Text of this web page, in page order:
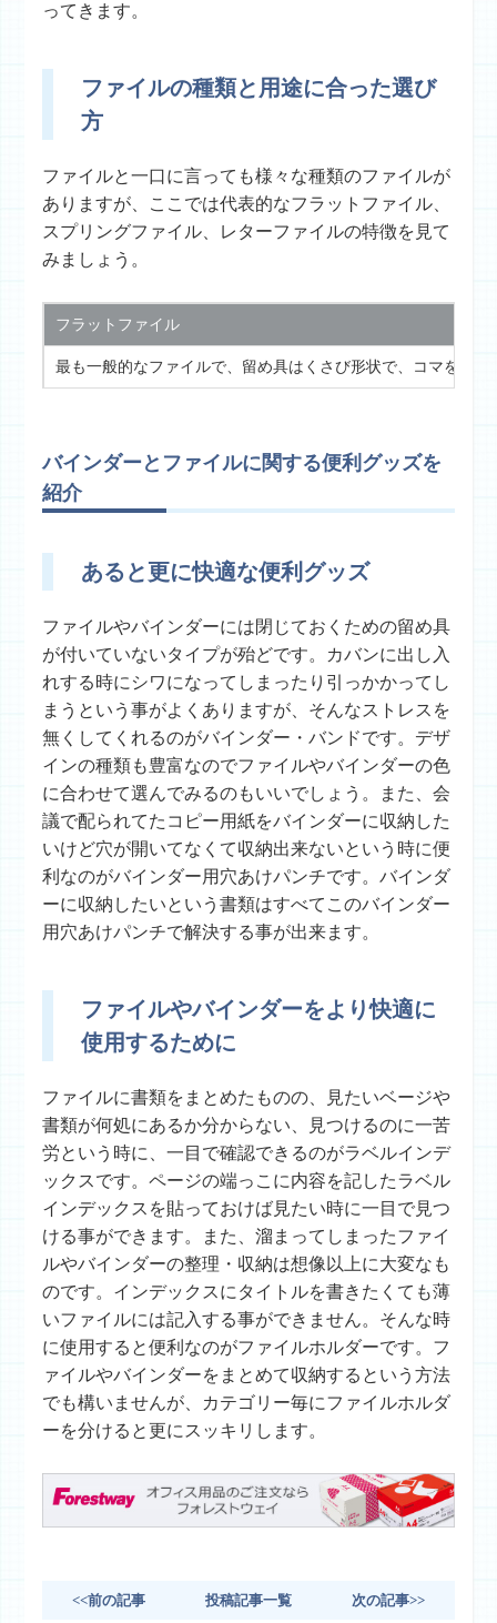
ってきます。
ファイルの種類と用途に合った選び
方
ファイルと一口に言っても様々な種類のファイルが
ありますが、ここでは代表的なフラットファイル、
スプリングファイル、レターファイルの特徴を見て
みましょう。
フラットファイル
最も一般的なファイルで、留め具はくさび形状で、コマをしっ
バインダーとファイルに関する便利グッズを
紹介
あると更に快適な便利グッズ
ファイルやバインダーには閉じておくための留め具
が付いていないタイプが殆どです。カバンに出し入
れする時にシワになってしまったり引っかかってし
まうという事がよくありますが、そんなストレスを
無くしてくれるのがバインダー・バンドです。デザ
インの種類も豊富なのでファイルやバインダーの色
に合わせて選んでみるのもいいでしょう。また、会
議で配られてたコピー用紙をバインダーに収納した
いけど穴が開いてなくて収納出来ないという時に便
利なのがバインダー用穴あけパンチです。バインダ
ーに収納したいという書類はすべてこのバインダー
用穴あけパンチで解決する事が出来ます。
ファイルやバインダーをより快適に
使用するために
ファイルに書類をまとめたものの、見たいベージや
書類が何処にあるか分からない、見つけるのに一苦
労という時に、一目で確認できるのがラベルインデ
ックスです。ページの端っこに内容を記したラベル
インデックスを貼っておけば見たい時に一目で見つ
ける事ができます。また、溜まってしまったファイ
ルやバインダーの整理・収納は想像以上に大変なも
のです。インデックスにタイトルを書きたくても薄
いファイルには記入する事ができません。そんな時
に使用すると便利なのがファイルホルダーです。フ
ァイルやバインダーをまとめて収納するという方法
でも構いませんが、カテゴリー毎にファイルホルダ
ーを分けると更にスッキリします。
<<前の記事 投稿記事一覧 次の記事>>